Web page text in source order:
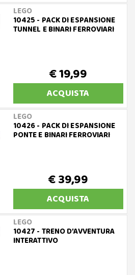
LEGO
10425 - PACK DI ESPANSIONE
TUNNEL E BINARI FERROVIARI
€ 19,99
ACQUISTA
LEGO
10426 - PACK DI ESPANSIONE
PONTE E BINARI FERROVIARI
€ 39,99
ACQUISTA
LEGO
10427 - TRENO D’AVVENTURA
INTERATTIVO